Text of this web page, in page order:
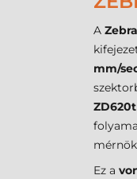
A
mm/
Ez a